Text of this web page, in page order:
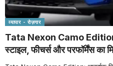
व्यापार - रोज़गार
Tata Nexon Camo
स्टाइल, फीचर्स और परफॉर्मेंस का